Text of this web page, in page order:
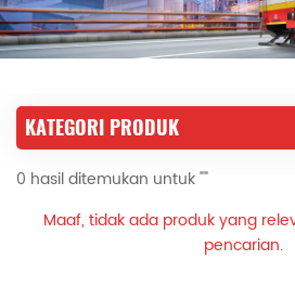
Deutsch
português
العربية
한국의
KATEGORI PRODUK
0 hasil ditemukan untuk ""
Maaf, tidak ada produk yang
pencarian.